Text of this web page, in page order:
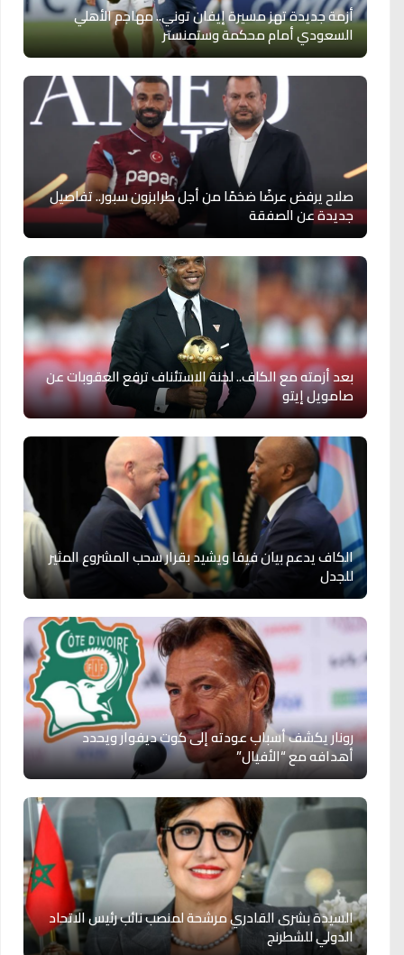
أزمة جديدة تهز مسيرة إيفان توني.. مهاجم الأهلي
السعودي أمام محكمة وستمنستر
صلاح يرفض عرضًا ضخمًا من أجل طرابزون سبور.. تفاصيل
جديدة عن الصفقة
بعد أزمته مع الكاف.. لجنة الاستئناف ترفع العقوبات عن
صامويل إيتو
الكاف يدعم بيان فيفا ويشيد بقرار سحب المشروع المثير
للجدل
رونار يكشف أسباب عودته إلى كوت ديفوار ويحدد
أهدافه مع “الأفيال”
السيدة بشرى القادري مرشحة لمنصب نائب رئيس الاتحاد
الدولي للشطرنج